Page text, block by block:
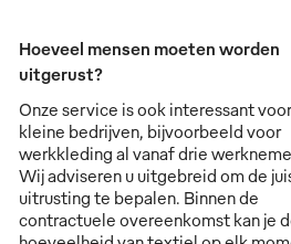
Hoeveel mensen moeten worden
uitgerust?
Onze service is ook interessant voor
kleine bedrijven, bijvoorbeeld voor
werkkleding al vanaf drie
Wij adviseren u uitgebreid om de
uitrusting te bepalen. Binnen de
contractuele overeenkomst kan je